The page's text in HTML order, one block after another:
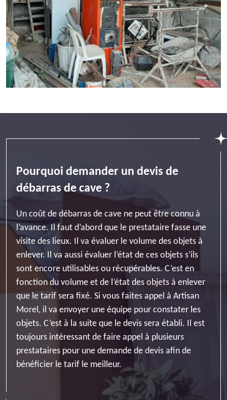
Pourquoi demander un devis de
débarras de cave ?
Un coût de débarras de cave ne peut être connu à
l’avance. Il faut d’abord que le prestataire fasse une
visite des lieux. Il va évaluer le volume des objets à
enlever. Il va aussi évaluer l’état de ces objets s’ils
sont encore utilisables ou récupérables. C’est en
fonction du volume et de l’état des objets à enlever
que le tarif sera fixé. Si vous faites appel à Artisan
Morel, il va envoyer une équipe pour constater les
objets. C’est à la suite que le devis sera établi. Il est
toujours intéressant de faire appel à plusieurs
prestataires pour une demande de devis afin de
bénéficier le tarif le meilleur.